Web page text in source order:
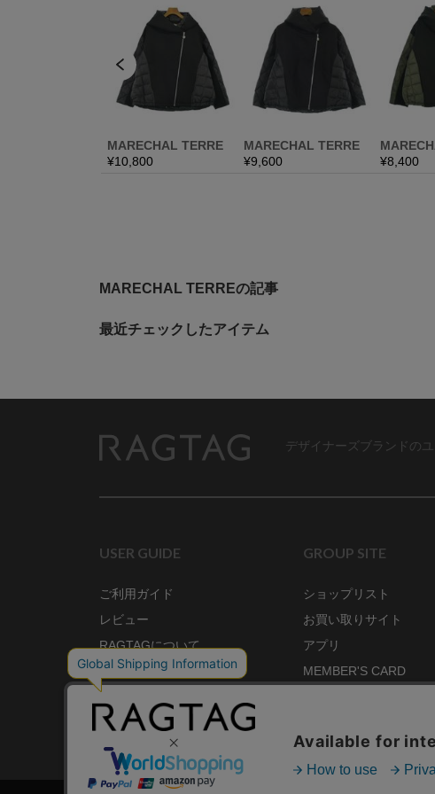
MARECHAL TERREの記事
最近チェックしたアイテム
デザイナーズブランドの
USER GUIDE
ご利用ガイド
レビュー
RAGTAGについて
ご利用規約
プライバシーポリシー
GROUP SITE
ショップリスト
お買い取りサイト
アプリ
MEMBER'S CARD